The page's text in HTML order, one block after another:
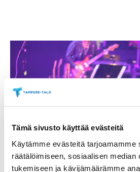
Tämä sivusto käyttää evästeitä
Käytämme evästeitä tarjoamamme
räätälöimiseen, sosiaalisen median
tukemiseen ja kävijämäärämme